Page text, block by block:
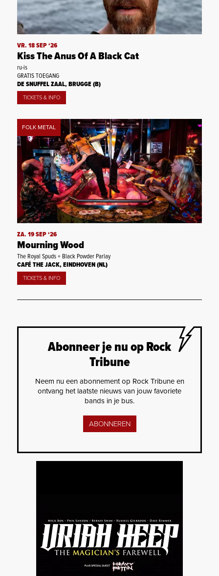
VR. 18 SEP ‘26
Kiss The Anus Of A Black Cat
ru-is
GRATIS TOEGANG
DE SNUFFEL ZAAL, BRUGGE (B)
TICKETS & INFO
FOLK METAL
ZA. 19 SEP ‘26
Mourning Wood
The Royal Spuds + Black Powder Parlay
CAFÉ THE JACK, EINDHOVEN (NL)
TICKETS & INFO
Abonneer je nu op Rock
Tribune
Neem nu een abonnement op Rock Tribune en
ontvang het laatste nieuws van jouw favoriete
bands in je bus.
ABONNEREN